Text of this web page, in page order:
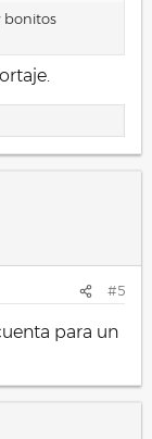
bonitos
#5
para un